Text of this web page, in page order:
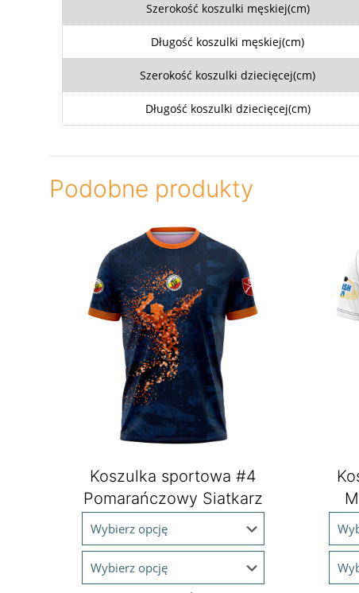
Szerokość koszulki męskiej(cm)
Długość koszulki męskiej(cm)
Szerokość koszulki dziecięcej(cm)
Długość koszulki dziecięcej(cm)
Podobne produkty
Koszulka sportowa #4
Pomarańczowy Siatkarz